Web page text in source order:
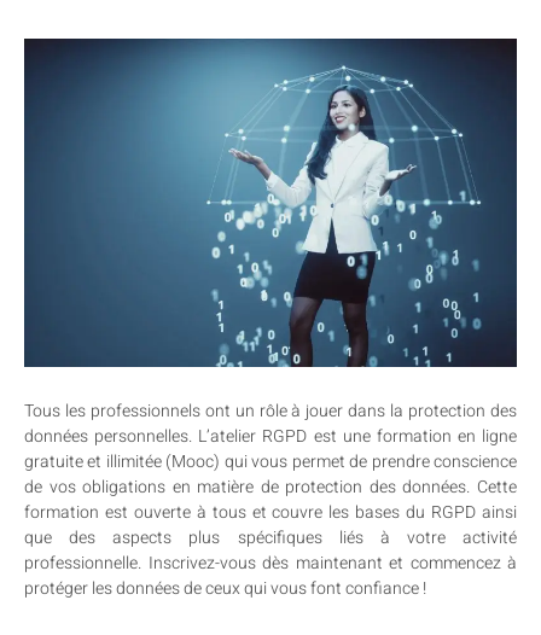
Tous les professionnels ont un rôle à jouer dans la protection des
données personnelles. L’atelier RGPD est une formation en ligne
gratuite et illimitée (Mooc) qui vous permet de prendre conscience
de vos obligations en matière de protection des données. Cette
formation est ouverte à tous et couvre les bases du RGPD ainsi
que des aspects plus spécifiques liés à votre activité
professionnelle. Inscrivez-vous dès maintenant et commencez à
protéger les données de ceux qui vous font confiance !